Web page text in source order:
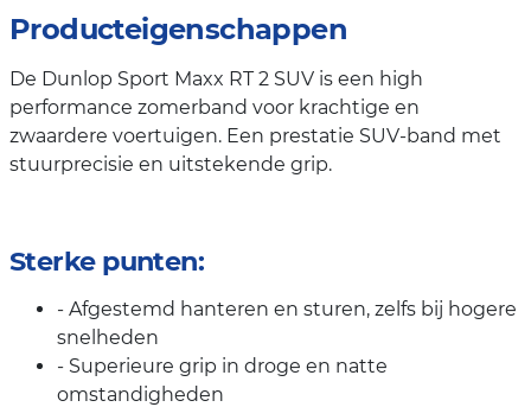
Producteigenschappen
De Dunlop Sport Maxx RT 2 SUV is een high
performance zomerband voor krachtige en
zwaardere voertuigen. Een prestatie SUV-band met
stuurprecisie en uitstekende grip.
Sterke punten:
- Afgestemd hanteren en sturen, zelfs bij hogere
snelheden
- Superieure grip in droge en natte
omstandigheden